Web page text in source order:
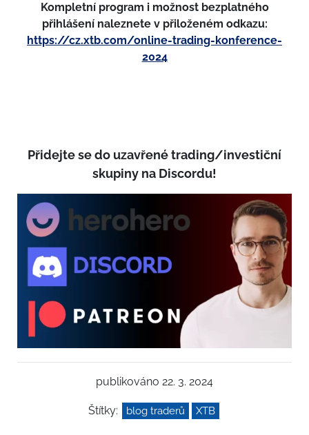
Kompletní program i možnost bezplatného
přihlášení naleznete v přiloženém odkazu:
https://cz.xtb.com/online-trading-konference-
2024
Přidejte se do uzavřené trading/investiční
skupiny na Discordu!
publikováno 22. 3. 2024
Štítky: blog traderů XTB